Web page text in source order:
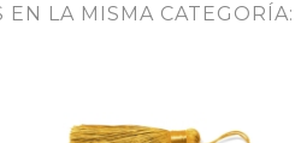
LA MISMA CATEGORÍA: